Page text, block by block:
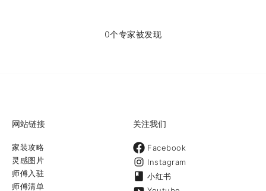
0个专家被发现
网站链接
家装攻略
灵感图片
师傅入驻
师傅清单
关注我们
Facebook
Instagram
小红书